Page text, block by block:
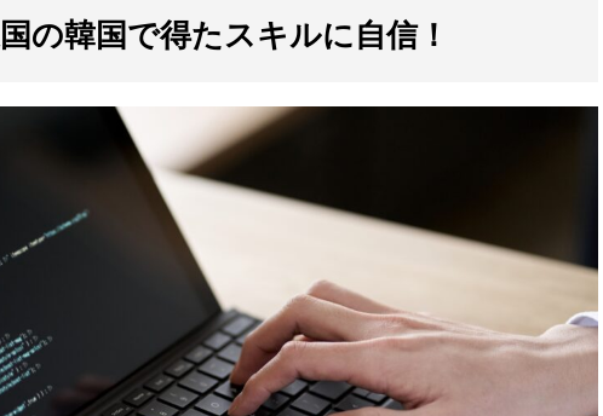
の韓国で得たスキルに自信！